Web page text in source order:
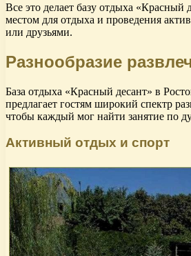
Все это делает базу отдыха «Красный
местом для отдыха и проведения
или друзьями.
Разнообразие
База отдыха «Красный десант» в
предлагает гостям широкий спектр
чтобы каждый мог найти занятие по
Активный отдых и спорт